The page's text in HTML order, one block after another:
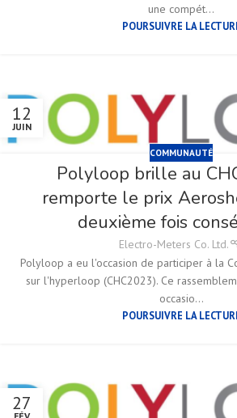
une compét...
POURSUIVRE LA
12
JUIN
COMMUNAUTÉ
Polyloop brille au
remporte le prix
deuxième fois
Electro-Meters Co. Ltd.
Polyloop a eu l'occasion de participer à la
sur l'hyperloop (CHC2023). Ce
occasio...
POURSUIVRE LA
27